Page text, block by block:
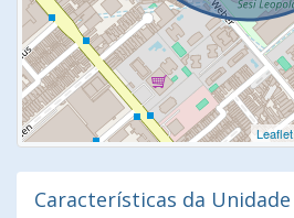
Leaflet
Características da Unidade